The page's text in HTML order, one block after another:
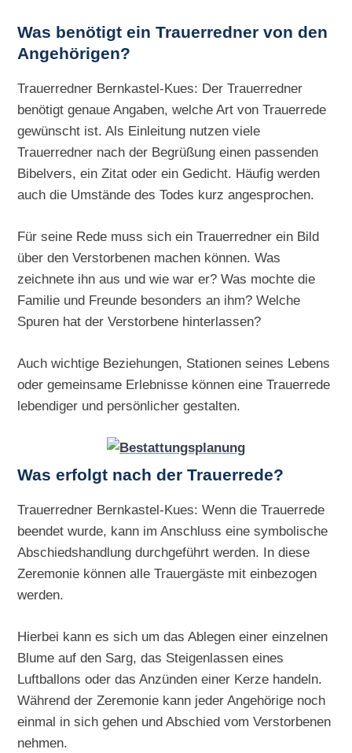
Was benötigt ein Trauerredner von den
Angehörigen?
Trauerredner Bernkastel-Kues: Der Trauerredner
benötigt genaue Angaben, welche Art von Trauerrede
gewünscht ist. Als Einleitung nutzen viele
Trauerredner nach der Begrüßung einen passenden
Bibelvers, ein Zitat oder ein Gedicht. Häufig werden
auch die Umstände des Todes kurz angesprochen.
Für seine Rede muss sich ein Trauerredner ein Bild
über den Verstorbenen machen können. Was
zeichnete ihn aus und wie war er? Was mochte die
Familie und Freunde besonders an ihm? Welche
Spuren hat der Verstorbene hinterlassen?
Auch wichtige Beziehungen, Stationen seines Lebens
oder gemeinsame Erlebnisse können eine Trauerrede
lebendiger und persönlicher gestalten.
Was erfolgt nach der Trauerrede?
Trauerredner Bernkastel-Kues: Wenn die Trauerrede
beendet wurde, kann im Anschluss eine symbolische
Abschiedshandlung durchgeführt werden. In diese
Zeremonie können alle Trauergäste mit einbezogen
werden.
Hierbei kann es sich um das Ablegen einer einzelnen
Blume auf den Sarg, das Steigenlassen eines
Luftballons oder das Anzünden einer Kerze handeln.
Während der Zeremonie kann jeder Angehörige noch
einmal in sich gehen und Abschied vom Verstorbenen
nehmen.